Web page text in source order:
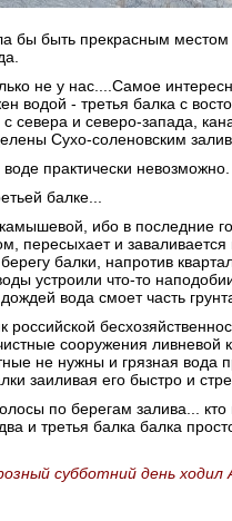
бы быть прекрасным местом
не у нас....Самое
водой - третья балка с
севера и северо-запада,
Сухо-соленовским
практически невозможно.
балке...
ибо в последние
пересыхает и
балки, напротив
устроили что-то
вода смоет часть грунта
российской
сооружения ливневой
не нужны и грязная вода
заиливая его быстро и
по берегам залива... кто
и третья балка балка
субботний день ходил